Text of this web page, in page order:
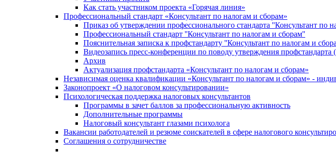
Как стать участником проекта «Горячая линия»
Профессиональный стандарт «Консультант по налогам и сборам»
Приказ об утверждении профессионального стандарта ''Консультант по
Профессиональный стандарт ''Консультант по налогам и сборам''
Пояснительная записка к профстандарту ''Консультант по налогам и
Видеозапись пресс-конференции по поводу утверждения профстандарта
Архив
Актуализация профстандарта «Консультант по налогам и сборам»
Независимая оценка квалификации «Консультант по налогам и сборам» -
Законопроект «О налоговом консультировании»
Психологическая поддержка налоговых консультантов
Программы в зачет баллов за профессиональную активность
Дополнительные программы
Налоговый консультант глазами психолога
Вакансии работодателей и резюме соискателей в сфере налогового
Соглашения о сотрудничестве